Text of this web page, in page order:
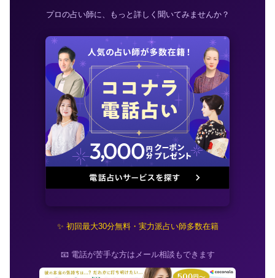
プロの占い師に、もっと詳しく聞いてみませんか？
✨ 初回最大30分無料・実力派占い師多数在籍
📧 電話が苦手な方はメール相談もできます